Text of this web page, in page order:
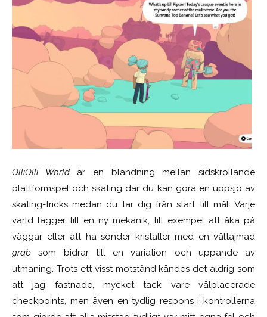
OlliOlli Worldär en blandning mellan sidskrollande
plattformspel och skating där du kan göra en uppsjö av
skating-tricks medan du tar dig från start till mål. Varje
värld lägger till en ny mekanik, till exempel att åka på
väggar eller att ha sönder kristaller med en vältajmad
grab som bidrar till en variation och uppande av
utmaning. Trots ett visst motstånd kändes det aldrig som
att jag fastnade, mycket tack vare välplacerade
checkpoints, men även en tydlig respons i kontrollerna